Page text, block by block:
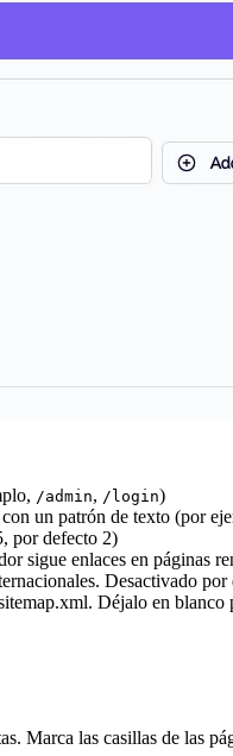
/admin, /login)
un patrón de texto (por
por defecto 2)
sigue enlaces en páginas
Desactivado por
Déjalo en blanco
Marca las casillas de las